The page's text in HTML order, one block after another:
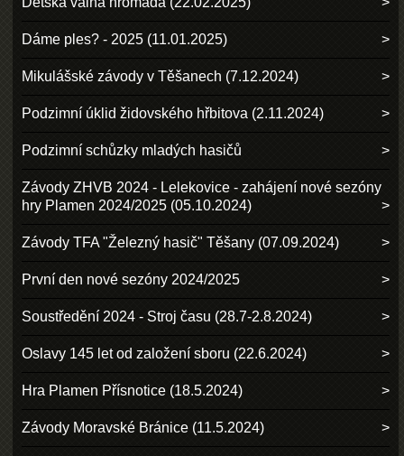
Dáme ples? - 2025 (11.01.2025)
Mikulášské závody v Těšanech (7.12.2024)
Podzimní úklid židovského hřbitova (2.11.2024)
Podzimní schůzky mladých hasičů
Závody ZHVB 2024 - Lelekovice - zahájení nové sezóny
hry Plamen 2024/2025 (05.10.2024)
Závody TFA "Železný hasič" Těšany (07.09.2024)
První den nové sezóny 2024/2025
Soustředění 2024 - Stroj času (28.7-2.8.2024)
Oslavy 145 let od založení sboru (22.6.2024)
Hra Plamen Přísnotice (18.5.2024)
Závody Moravské Bránice (11.5.2024)